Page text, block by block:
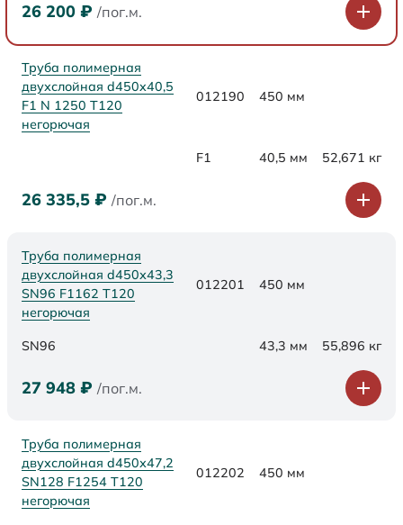
26 200 ₽ /пог.м.
Труба полимерная
двухслойная d450x40,5
F1 N 1250 Т120
негорючая
012190 450 мм
F1 40,5 мм 52,671 кг
26 335,5 ₽ /пог.м.
Труба полимерная
двухслойная d450х43,3
SN96 F1162 Т120
негорючая
012201 450 мм
SN96 43,3 мм 55,896 кг
27 948 ₽ /пог.м.
Труба полимерная
двухслойная d450х47,2
SN128 F1254 Т120
негорючая
012202 450 мм